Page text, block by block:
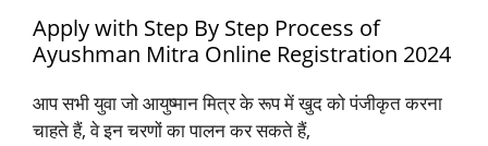
Apply with Step By Step Process of
Ayushman Mitra Online Registration 2024
आप सभी युवा जो आयुष्मान मित्र के रूप में खुद को पंजीकृत करना
चाहते हैं, वे इन चरणों का पालन कर सकते हैं,